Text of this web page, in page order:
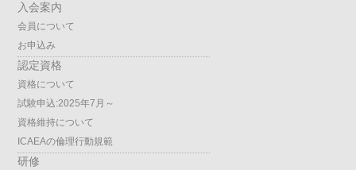
入会案内
会員について
お申込み
認定資格
資格について
試験申込:2025年7月～
資格維持について
ICAEAの倫理行動規範
研修